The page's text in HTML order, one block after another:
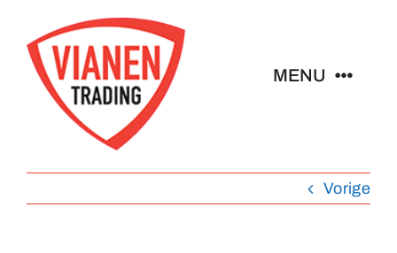
naar
inhoud
MENU
Buttons
Vorige